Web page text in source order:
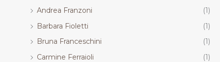
Andrea Franzoni
(1)
Barbara Fioletti
(1)
Bruna Franceschini
(1)
Carmine Ferraioli
(1)